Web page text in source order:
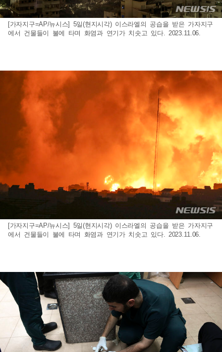
[가자지구=AP/뉴시스] 5일(현지시각) 이스라엘의 공습을 받은 가자지구
에서 건물들이 불에 타며 화염과 연기가 치솟고 있다. 2023.11.06.
[가자지구=AP/뉴시스] 5일(현지시각) 이스라엘의 공습을 받은 가자지구
에서 건물들이 불에 타며 화염과 연기가 치솟고 있다. 2023.11.06.